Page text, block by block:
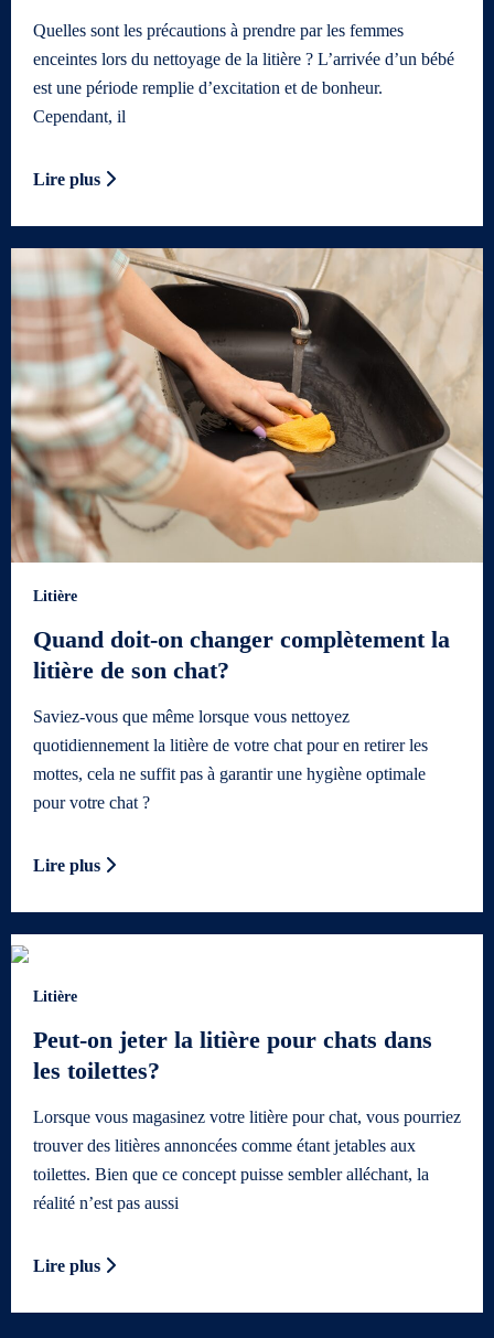
Quelles sont les précautions à prendre par les femmes
enceintes lors du nettoyage de la litière ? L’arrivée d’un bébé
est une période remplie d’excitation et de bonheur.
Cependant, il
Lire plus
Litière
Quand doit-on changer complètement la
litière de son chat?
Saviez-vous que même lorsque vous nettoyez
quotidiennement la litière de votre chat pour en retirer les
mottes, cela ne suffit pas à garantir une hygiène optimale
pour votre chat ?
Lire plus
Litière
Peut-on jeter la litière pour chats dans
les toilettes?
Lorsque vous magasinez votre litière pour chat, vous pourriez
trouver des litières annoncées comme étant jetables aux
toilettes. Bien que ce concept puisse sembler alléchant, la
réalité n’est pas aussi
Lire plus